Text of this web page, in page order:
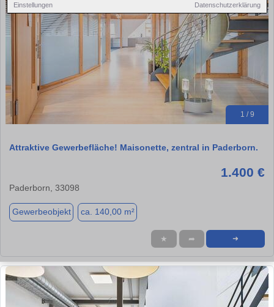
Einstellungen Datenschutzerklärung
1 / 9
Attraktive Gewerbefläche! Maisonette, zentral in Paderborn.
1.400 €
Paderborn, 33098
Gewerbeobjekt ca. 140,00 m²
★ ➦ ➜